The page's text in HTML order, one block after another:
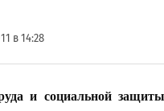
в 14:28
и социальной